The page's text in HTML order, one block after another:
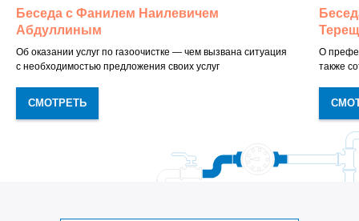
Беседа с Фанилем Наилевичем
Абдуллиным
Об оказании услуг по газоочистке — чем вызвана ситуация
с необходимостью предложения своих услуг
СМОТРЕТЬ
О
также